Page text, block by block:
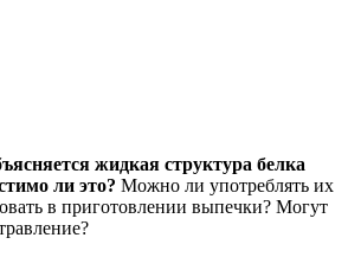
жидкая структура белка
ли это? Можно ли употреблять их
в приготовлении выпечки? Могут